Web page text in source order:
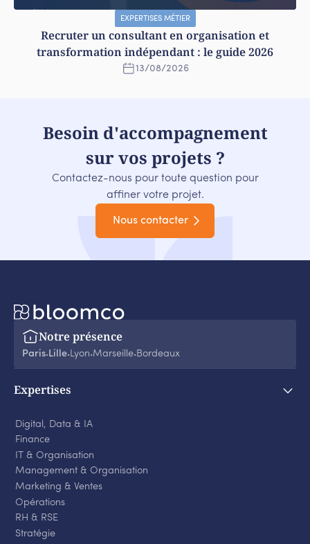
EXPERTISES MÉTIER
Recruter un consultant en organisation et
transformation indépendant : le guide 2026
13/08/2026
Besoin d'accompagnement
sur vos projets ?
Contactez-nous pour toute question pour
affiner votre projet.
Nous contacter
Notre présence
Paris‧ Lille‧ Lyon‧Marseille‧ Bordeaux
Expertises
Digital, Data & IA
Finance
IT & Organisation
Management & Organisation
Marketing & Ventes
Opérations
RH & RSE
Stratégie